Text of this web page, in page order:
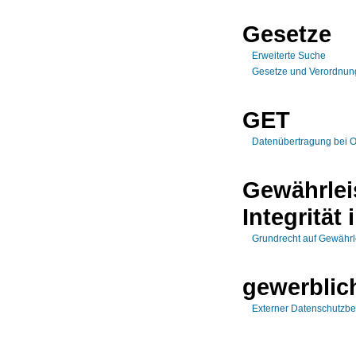
Gesetze
Erweiterte Suche
Gesetze und
GET
Datenübertragung bei
Integrität
Grundrecht auf
Externer